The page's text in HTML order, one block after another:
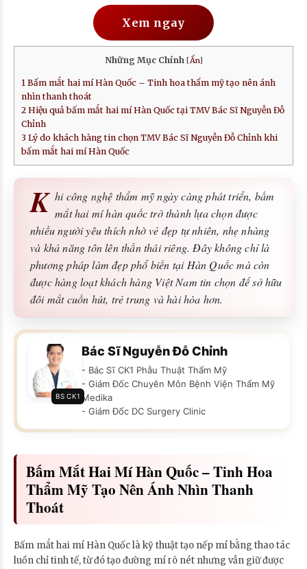
Xem ngay
Những Mục Chính [Ẩn]
1 Bấm mắt hai mí Hàn Quốc – Tinh hoa thẩm mỹ tạo nên ánh
nhìn thanh thoát
2 Hiệu quả bấm mắt hai mí Hàn Quốc tại TMV Bác Sĩ Nguyễn Đỗ
Chỉnh
3 Lý do khách hàng tin chọn TMV Bác Sĩ Nguyễn Đỗ Chỉnh khi
bấm mắt hai mí Hàn Quốc
K hi công nghệ thẩm mỹ ngày càng phát triển, bấm
mắt hai mí hàn quốc trở thành lựa chọn được
nhiều người yêu thích nhờ vẻ đẹp tự nhiên, nhẹ nhàng
và khả năng tôn lên thần thái riêng. Đây không chỉ là
phương pháp làm đẹp phổ biến tại Hàn Quốc mà còn
được hàng loạt khách hàng Việt Nam tin chọn để sở hữu
đôi mắt cuốn hút, trẻ trung và hài hòa hơn.
BS CK1
Bác Sĩ Nguyễn Đỗ Chỉnh
- Bác Sĩ CK1 Phẫu Thuật Thẩm Mỹ
- Giám Đốc Chuyên Môn Bệnh Viện Thẩm Mỹ
Medika
- Giám Đốc DC Surgery Clinic
Bấm Mắt Hai Mí Hàn Quốc – Tinh Hoa
Thẩm Mỹ Tạo Nên Ánh Nhìn Thanh
Thoát
Bấm mắt hai mí Hàn Quốc là kỹ thuật tạo nếp mí bằng thao tác
luồn chỉ tinh tế, từ đó tạo đường mí rõ nét nhưng vẫn giữ được